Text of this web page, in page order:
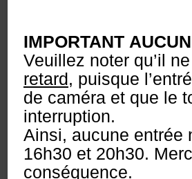
IMPORTANT
Veuillez noter qu’il
retard, puisque
de caméra et que le
interruption.
Ainsi, aucune entrée
16h30 et 20h30.
conséquence.